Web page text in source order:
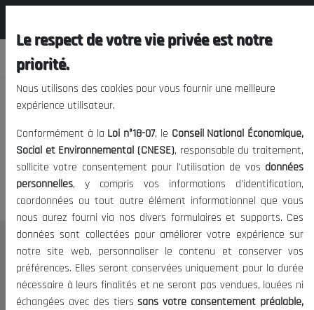
Nous vous prions de nous
excuser, mais l'accès à ce
contenu est restreint.
Le CNESE
A Propos
Le président
Le respect de votre vie privée est notre
priorité.
Nous utilisons des cookies pour vous fournir une meilleure
expérience utilisateur.
Conformément à la Loi n°18-07, le Conseil National Économique,
Social et Environnemental (CNESE), responsable du traitement,
sollicite votre consentement pour l'utilisation de vos données
personnelles, y compris vos informations d'identification,
coordonnées ou tout autre élément informationnel que vous
nous aurez fourni via nos divers formulaires et supports. Ces
données sont collectées pour améliorer votre expérience sur
notre site web, personnaliser le contenu et conserver vos
préférences. Elles seront conservées uniquement pour la durée
nécessaire à leurs finalités et ne seront pas vendues, louées ni
échangées avec des tierssans votre consentement préalable,